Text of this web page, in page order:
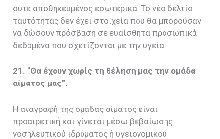
ούτε αποθηκευμένος εσωτερικά. Το νέο δελτίο
ταυτότητας δεν έχει στοιχεία που θα μπορούσαν
να δώσουν πρόσβαση σε ευαίσθητα προσωπικά
δεδομένα που σχετίζονται με την υγεία.
21. “Θα έχουν χωρίς τη θέληση μας την ομάδα
αίματος μας”.
Η αναγραφή της ομάδας αίματος είναι
προαιρετική και γίνεται μέσω βεβαίωσης
νοσηλευτικού ιδρύματος ή υγειονομικού